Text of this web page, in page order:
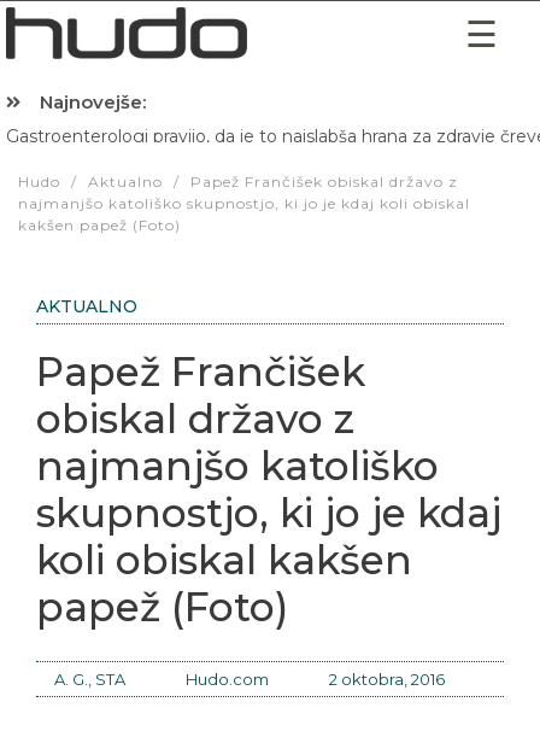
Najnovejše:
Gastroenterologi pravijo, da je to najslabša hrana za zdravje
Hudo / Aktualno /
Papež Frančišek obiskal državo z
najmanjšo katoliško skupnostjo, ki jo je kdaj koli obiskal
kakšen papež (Foto)
AKTUALNO
Papež Frančišek
obiskal državo z
najmanjšo katoliško
skupnostjo, ki jo je kdaj
koli obiskal kakšen
papež (Foto)
A. G., STA Hudo.com 2 oktobra, 2016